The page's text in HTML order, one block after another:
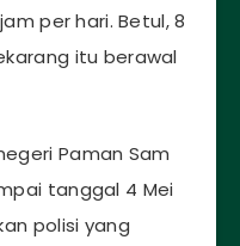
per hari. Betul, 8
itu berawal
Paman Sam
tanggal 4 Mei
polisi yang